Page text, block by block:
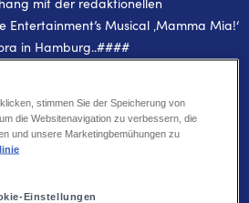
Musical MAMMA MIA! geht für
Traum in Erfüllung. „MAMMA
schon deshalb, weil ich der
die Sängerin, die eine große
und die Show schon mehrfach
stimmen Sie der Speicherung von
die Websitenavigation zu verbessern, die
und unsere Marketingbemühungen zu
Einstellungen